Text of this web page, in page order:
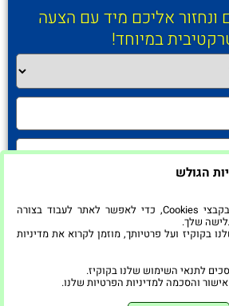
ונחזור אליכם מיד עם הצעה
במיוחד!
חזרו אליי!
הגולש
באתר זה אנו משתמשים בקבצי Cookies, כדי לאפשר לאתר לעבוד בצורה
שלך.
בקוקיז ועל פרטיותך, מוזמן לקרוא את מדיניות
לתנאי השימוש שלנו בקוקיז.
והסכמה למדיניות הפרטיות שלנו.